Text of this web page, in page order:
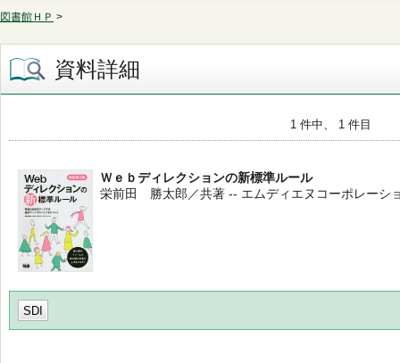
図書館ＨＰ >
資料詳細
1 件中、 1 件目
Ｗｅｂディレクションの新標準ルール
栄前田 勝太郎／共著 -- エムディエヌコーポレーシ
SDI